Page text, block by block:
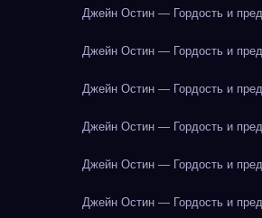
Джейн Остин — Гордость и
Джейн Остин — Гордость и
Джейн Остин — Гордость и
Джейн Остин — Гордость и
Джейн Остин — Гордость и
Джейн Остин — Гордость и